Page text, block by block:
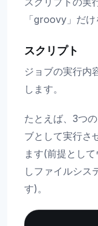
「groovy」だけ
スクリプト
ジョブの実行内
します。
たとえば、3つ
ブとして実行さ
ます(前提とし
しファイルシス
す)。